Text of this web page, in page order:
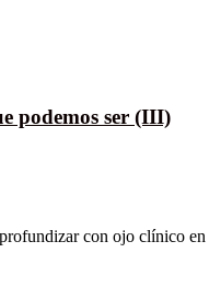
podemos ser (III)
con ojo clínico